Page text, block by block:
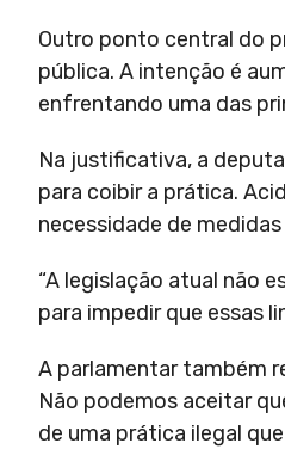
Outro ponto central do
pública. A intenção é
enfrentando uma das
Na justificativa, a
para coibir a prática.
necessidade de
“A legislação atual não
para impedir que essas
A parlamentar também
Não podemos aceitar
de uma prática ilegal